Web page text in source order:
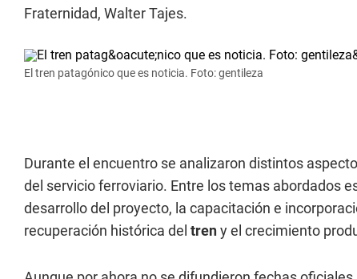
Fraternidad, Walter Tajes.
El tren patagónico que es noticia. Foto: gentileza
Durante el encuentro se analizaron distintos
del servicio ferroviario. Entre los temas abordados
desarrollo del proyecto, la capacitación e
recuperación histórica del treny el crecimiento